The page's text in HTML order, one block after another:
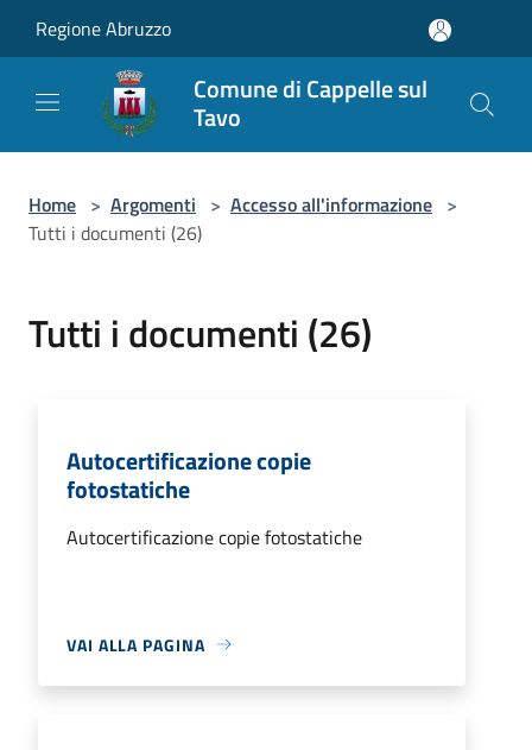
Regione Abruzzo
Comune di Cappelle sul
Tavo
Home > Argomenti > Accesso all'informazione >
Tutti i documenti (26)
Tutti i documenti (26)
Autocertificazione copie
fotostatiche
Autocertificazione copie fotostatiche
VAI ALLA PAGINA